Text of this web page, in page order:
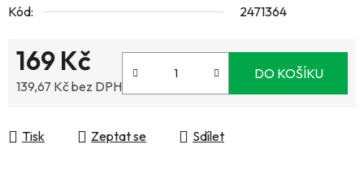
Kód:
2471364
169 Kč
139,67 Kč bez DPH
DO KOŠÍKU
Tisk Zeptat se Sdílet